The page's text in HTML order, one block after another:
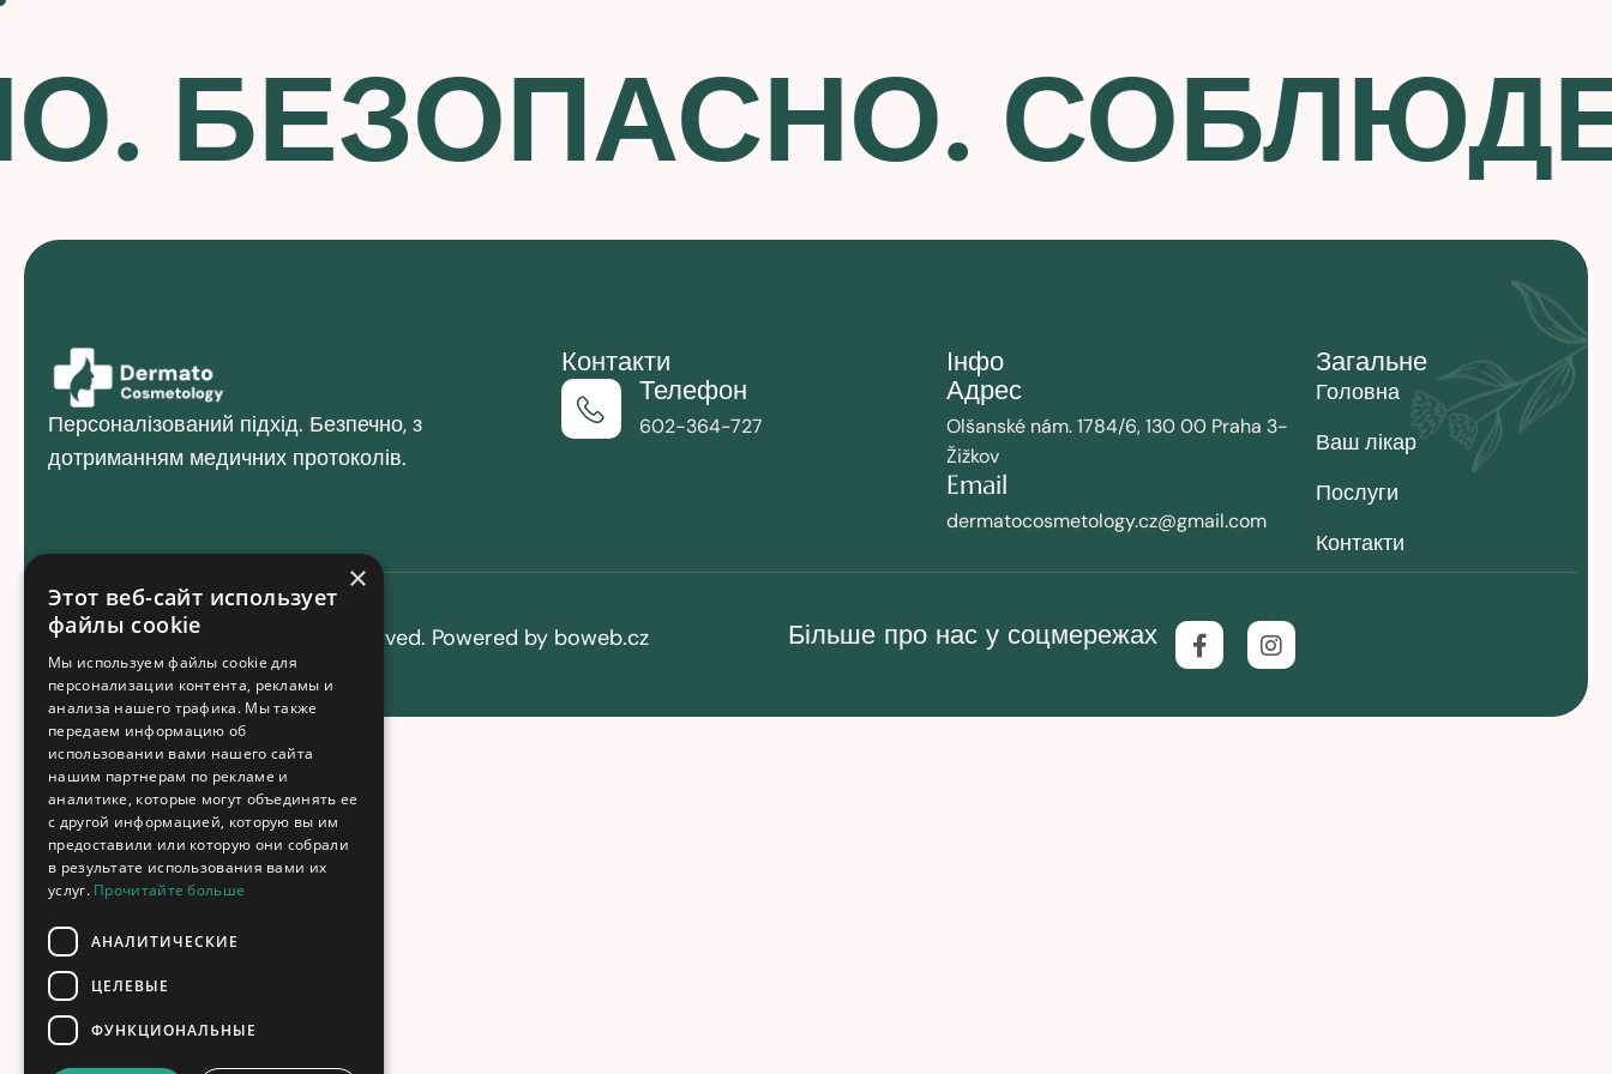
БЕЗОПАСНО.
Персоналізований підхід. Безпечно, з
дотриманням медичних протоколів.
Контакти
Телефон
602-364-727
Інфо
Адрес
Olšanské nám. 1784/6, 130 00 Praha 3-
Žižkov
Email
dermatocosmetology.cz@gmail.com
Загальне
Головна
Ваш лікар
Послуги
Контакти
Copyright © 2025 All Rights Reserved. Powered by boweb.cz Більше про нас у соцмережах
×
Этот веб-сайт использует
файлы cookie
Мы используем файлы cookie для
персонализации контента, рекламы и
анализа нашего трафика. Мы также
передаем информацию об
использовании вами нашего сайта
нашим партнерам по рекламе и
аналитике, которые могут объединять ее
с другой информацией, которую вы им
предоставили или которую они собрали
в результате использования вами их
услуг. Прочитайте больше
АНАЛИТИЧЕСКИЕ
ЦЕЛЕВЫЕ
ФУНКЦИОНАЛЬНЫЕ